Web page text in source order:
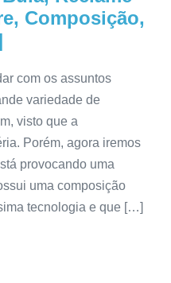
Composição,
com os assuntos
variedade de
visto que a
Porém, agora iremos
provocando uma
uma composição
tecnologia e que […]